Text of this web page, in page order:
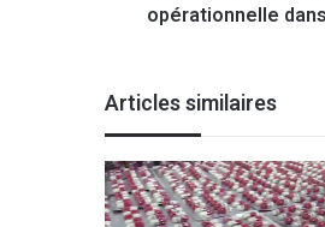
l
e
u
n
i
opérationnelle
Articles similaires